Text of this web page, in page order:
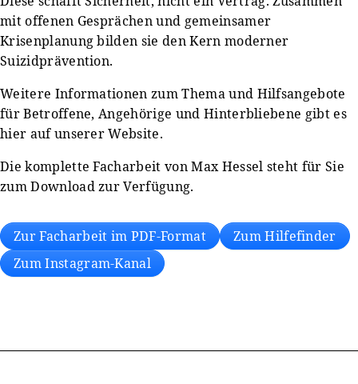
mit offenen Gesprächen und gemeinsamer
Krisenplanung bilden sie den Kern moderner
Suizidprävention.
Weitere Informationen zum Thema und Hilfsangebote
für Betroffene, Angehörige und Hinterbliebene gibt es
hier auf unserer Website.
Die komplette Facharbeit von Max Hessel steht für Sie
zum Download zur Verfügung.
Zur Facharbeit im PDF-Format
Zum Hilfefinder
Zum Instagram-Kanal